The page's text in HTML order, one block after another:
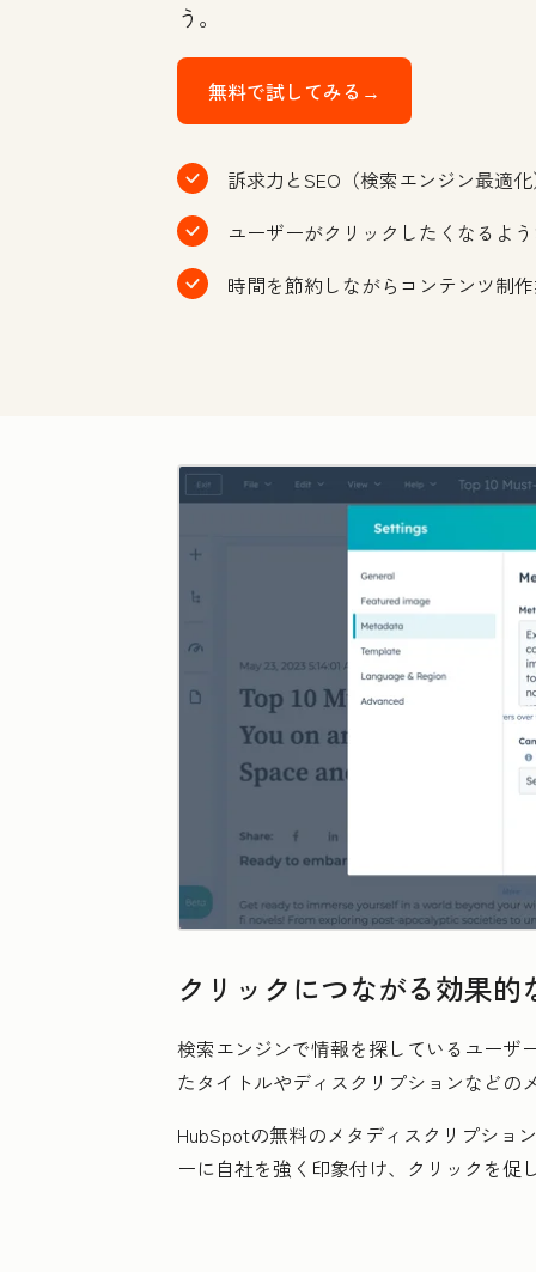
う。
無料で試してみる→
訴求力とSEO（検索エンジン最適
ユーザーがクリックしたくなるよ
時間を節約しながらコンテンツ制
クリックにつながる効果
検索エンジンで情報を探しているユーザ
たタイトルやディスクリプションなどの
HubSpotの無料のメタディスクリプショ
ーに自社を強く印象付け、クリックを